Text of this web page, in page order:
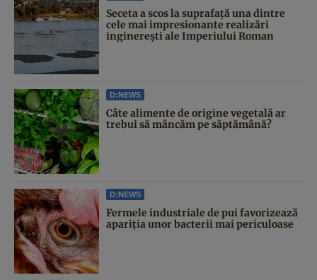
Seceta a scos la suprafață una dintre
cele mai impresionante realizări
inginerești ale Imperiului Roman
D:NEWS
Câte alimente de origine vegetală ar
trebui să mâncăm pe săptămână?
D:NEWS
Fermele industriale de pui favorizează
apariția unor bacterii mai periculoase